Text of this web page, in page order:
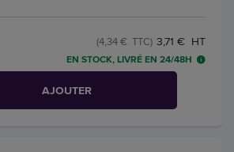
3,71 € HT
(4,34 € TTC)
EN STOCK, LIVRÉ EN 24/48H
AJOUTER